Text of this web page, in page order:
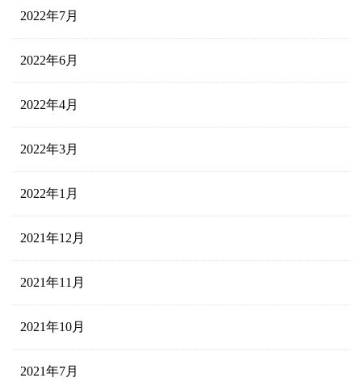
2022年7月
2022年6月
2022年4月
2022年3月
2022年1月
2021年12月
2021年11月
2021年10月
2021年7月